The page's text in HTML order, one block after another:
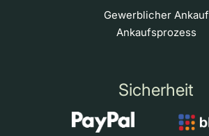
Gewerblicher Ankauf
Ankaufsprozess
Sicherheit